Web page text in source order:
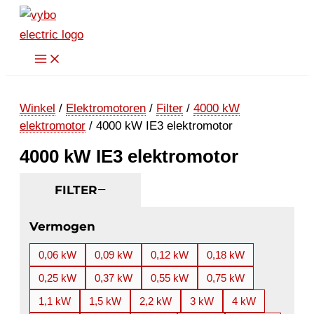
Ga
naar
Winkel / Elektromotoren / Filter / 4000 kW
elektromotor / 4000 kW IE3 elektromotor
4000 kW IE3 elektromotor
FILTER
Vermogen
0,06 kW 0,09 kW 0,12 kW
0,18 kW
0,25 kW
0,37 kW 0,55 kW
0,75 kW
1,1 kW
1,5 kW 2,2 kW 3 kW
4 kW